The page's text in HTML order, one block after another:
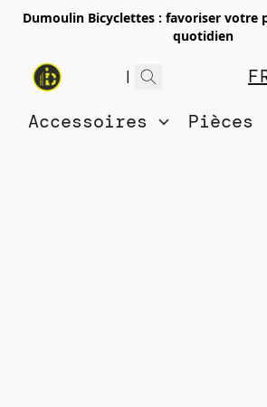
Dumoulin Bicyclettes : favoriser votre
quotidien
Accessoires
Pièces